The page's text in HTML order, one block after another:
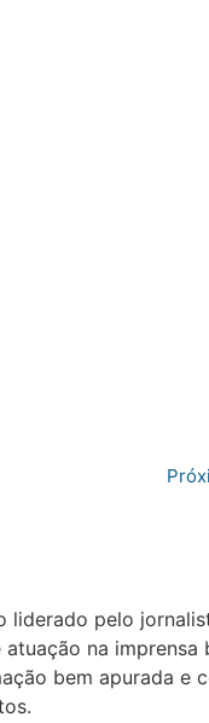
liderado pelo
na imprensa
bem apurada e